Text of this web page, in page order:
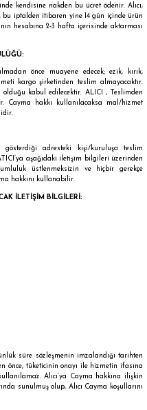
kendisine nakden bu ücret ödenir. Alıcı,
bu iptalden itibaren yine 14 gün içinde ürün
hesabına 2-3 hafta içerisinde aktarması
önce muayene edecek; ezik, kırık,
kargo şirketinden teslim almayacaktır.
kabul edilecektir. ALICI , Teslimden
Cayma hakkı kullanılacaksa mal/hizmet
gösterdiği adresteki kişi/kuruluşa teslim
aşağıdaki iletişim bilgileri üzerinden
üstlenmeksizin ve hiçbir gerekçe
hakkını kullanabilir.
İLETİŞİM BİLGİLERİ:
süre sözleşmenin imzalandığı tarihten
önce, tüketicinin onayı ile hizmetin ifasına
Alıcı’ya Cayma hakkına ilişkin
sunulmuş olup, Alıcı Cayma koşullarını